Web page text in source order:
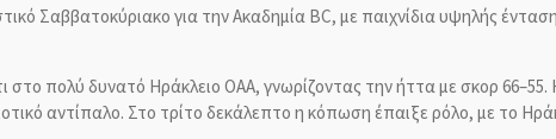
Σαββατοκύριακο για την Ακαδημία BC, με παιχνίδια υψηλής
πολύ δυνατό Ηράκλειο ΟΑΑ, γνωρίζοντας την ήττα με σκορ 66–55.
αντίπαλο. Στο τρίτο δεκάλεπτο η κόπωση έπαιξε ρόλο, με το